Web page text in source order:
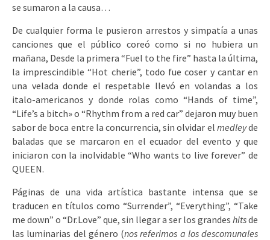
se sumaron a la causa…
De cualquier forma le pusieron arrestos y simpatía a unas
canciones que el público coreó como si no hubiera un
mañana, Desde la primera “Fuel to the fire” hasta la última,
la imprescindible “Hot cherie”, todo fue coser y cantar en
una velada donde el respetable llevó en volandas a los
italo-americanos y donde rolas como “Hands of time”,
“Life’s a bitch» o “Rhythm from a red car” dejaron muy buen
sabor de boca entre la concurrencia, sin olvidar el medleyde
baladas que se marcaron en el ecuador del evento y que
iniciaron con la inolvidable “Who wants to live forever” de
QUEEN.
Páginas de una vida artística bastante intensa que se
traducen en títulos como “Surrender”, “Everything”, “Take
me down” o “Dr.Love” que, sin llegar a ser los grandes hitsde
las luminarias del género (nos referimos a los descomunales